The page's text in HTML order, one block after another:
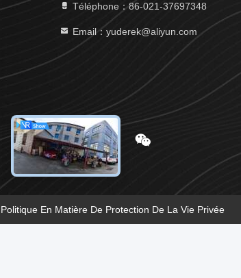
Téléphone：86-021-37697348
Email：yuderek@aliyun.com
Politique En Matière De Protection De La Vie Privée